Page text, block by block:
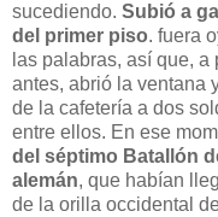
sucediendo. Subió a
del primer piso. fuera
las palabras, así que,
antes, abrió la ventana
de la cafetería a dos
entre ellos. En ese
del séptimo Batallón
alemán, que habían
de la orilla occidental